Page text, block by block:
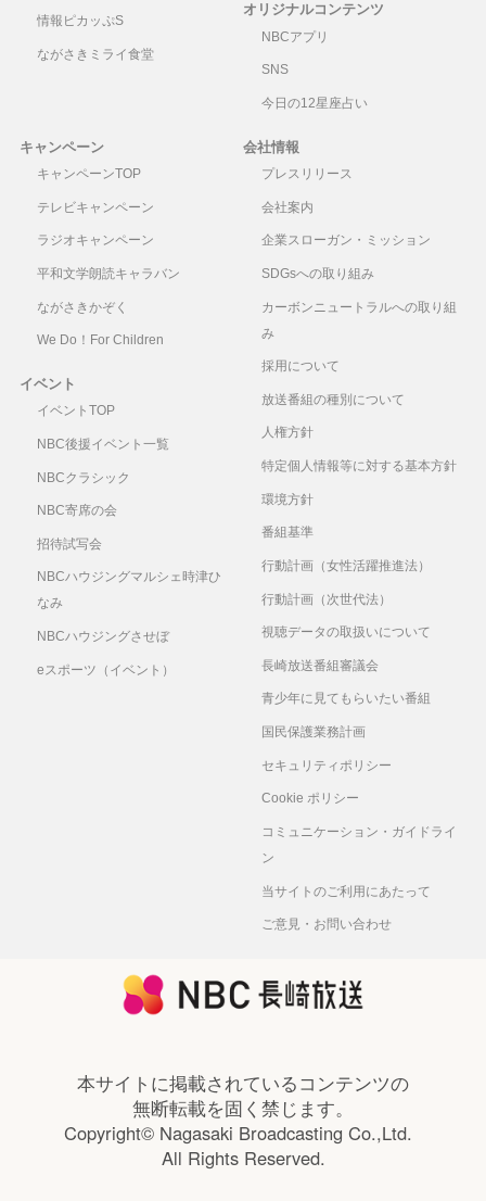
情報ピカッぷS
ながさきミライ食堂
オリジナルコンテンツ
NBCアプリ
SNS
今日の12星座占い
キャンペーン
キャンペーンTOP
テレビキャンペーン
ラジオキャンペーン
平和文学朗読キャラバン
ながさきかぞく
We Do！For Children
イベント
イベントTOP
NBC後援イベント一覧
NBCクラシック
NBC寄席の会
招待試写会
NBCハウジングマルシェ時津ひ
なみ
NBCハウジングさせぼ
eスポーツ（イベント）
会社情報
プレスリリース
会社案内
企業スローガン・ミッション
SDGsへの取り組み
カーボンニュートラルへの取り組
み
採用について
放送番組の種別について
人権方針
特定個人情報等に対する基本方針
環境方針
番組基準
行動計画（女性活躍推進法）
行動計画（次世代法）
視聴データの取扱いについて
長崎放送番組審議会
青少年に見てもらいたい番組
国民保護業務計画
セキュリティポリシー
Cookie ポリシー
コミュニケーション・ガイドライ
ン
当サイトのご利用にあたって
ご意見・お問い合わせ
本サイトに掲載されているコンテンツの
無断転載を固く禁じます。
Copyright© Nagasaki Broadcasting Co.,Ltd.
All Rights Reserved.